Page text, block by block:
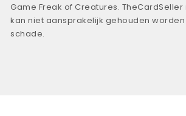
Game Freak of Creatures.
kan niet aansprakelijk gehouden
schade.